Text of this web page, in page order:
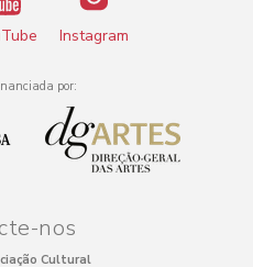
Instagram
por:
nos
Cultural